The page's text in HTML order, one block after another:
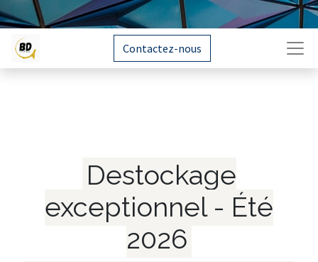
Contactez-nous
Destockage
exceptionnel - Été
2026